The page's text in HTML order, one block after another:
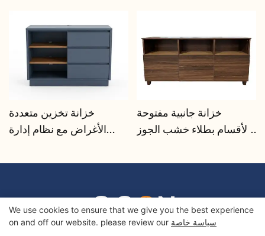
خزانة تخزين متعددة
الأغراض مع نظام إدارة
خزانة جانبية مفتوحة
الأقسام بطلاء خشب الجوز |
We use cookies to ensure that we give you the best experience
on and off our website. please review our سياسة خاصة